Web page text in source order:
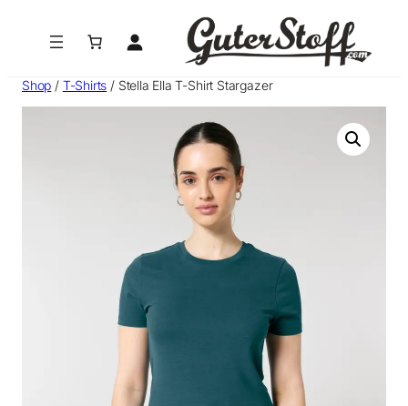
Shop / T-Shirts / Stella Ella T-Shirt Stargazer